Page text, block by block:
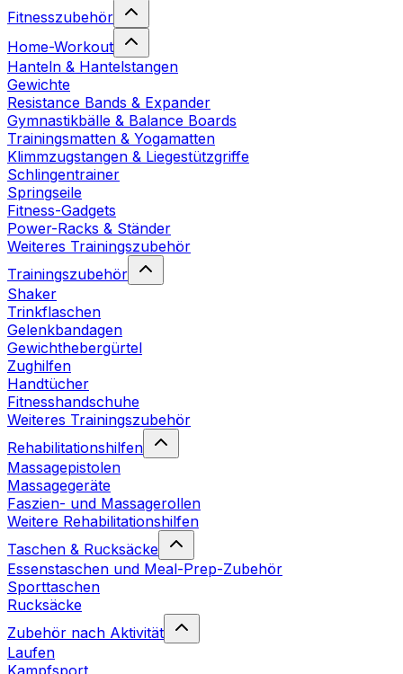
Fitnesszubehör
Home-Workout
Hanteln & Hantelstangen
Gewichte
Resistance Bands & Expander
Gymnastikbälle & Balance Boards
Trainingsmatten & Yogamatten
Klimmzugstangen & Liegestützgriffe
Schlingentrainer
Springseile
Fitness-Gadgets
Power-Racks & Ständer
Weiteres Trainingszubehör
Trainingszubehör
Shaker
Trinkflaschen
Gelenkbandagen
Gewichthebergürtel
Zughilfen
Handtücher
Fitnesshandschuhe
Weiteres Trainingszubehör
Rehabilitationshilfen
Massagepistolen
Massagegeräte
Faszien- und Massagerollen
Weitere Rehabilitationshilfen
Taschen & Rucksäcke
Essenstaschen und Meal-Prep-Zubehör
Sporttaschen
Rucksäcke
Zubehör nach Aktivität
Laufen